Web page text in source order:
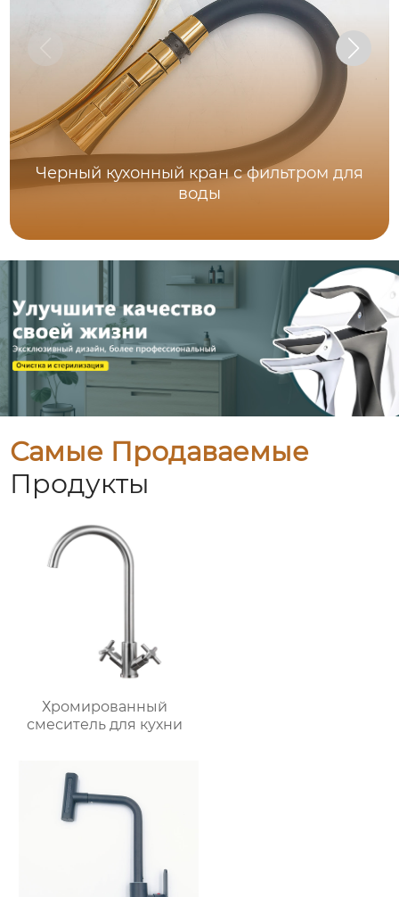
Черный кухонный кран с фильтром для
воды
Самые Продаваемые
Продукты
Хромированный
смеситель для кухни